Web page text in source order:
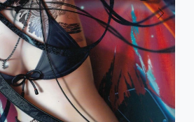
Next